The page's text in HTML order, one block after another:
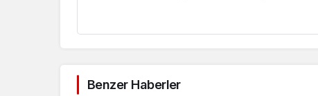
Benzer Haberler